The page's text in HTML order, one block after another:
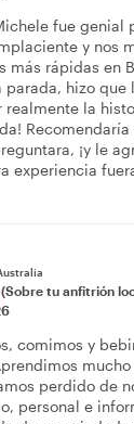
fue genial
y nos
más rápidas en
parada, hizo
realmente la
¡y le
experiencia
(Sobre tu anfitrión
comimos y
perdido de
personal e